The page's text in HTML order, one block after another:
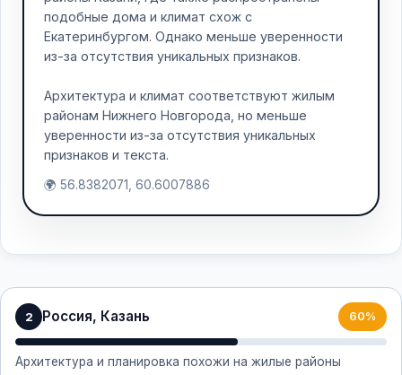
подобные дома и климат схож с
Екатеринбургом. Однако меньше уверенности
из-за отсутствия уникальных признаков.
Архитектура и климат соответствуют жилым
районам Нижнего Новгорода, но меньше
уверенности из-за отсутствия уникальных
признаков и текста.
🌍 56.8382071, 60.6007886
2 Россия, Казань 60%
Архитектура и планировка похожи на жилые районы